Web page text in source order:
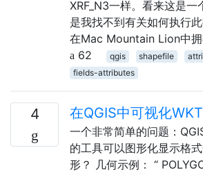
XRF_N3一样。看来这是一
是我找不到有关如何执行
在Mac Mountain Lion中拥
62
qgis shapefile
fields-attributes
4 在QGIS中可视化
一个非常简单的问题：
的工具可以图形化显示格
形？ 几何示例： “